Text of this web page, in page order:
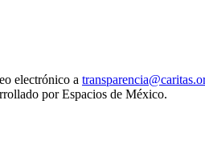
electrónico a
por Espacios de México.